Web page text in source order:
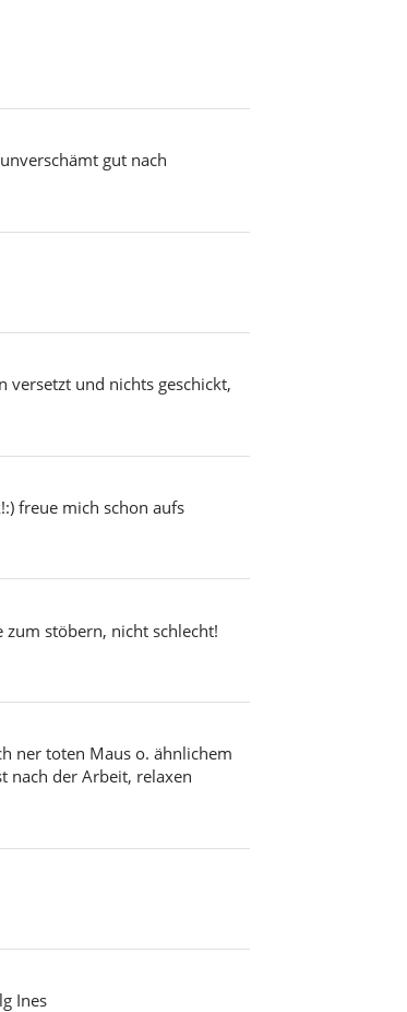
gut nach
versetzt und nichts geschickt,
freue mich schon aufs
zum stöbern, nicht schlecht!
ner toten Maus o. ähnlichem
nach der Arbeit, relaxen
Ines